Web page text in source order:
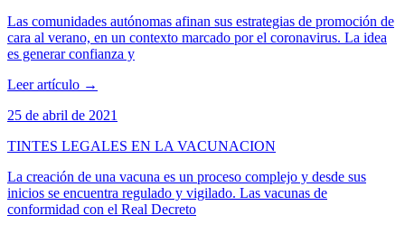
Las comunidades autónomas afinan sus estrategias de promoción de
cara al verano, en un contexto marcado por el coronavirus. La idea
es generar confianza y
Leer artículo →
25 de abril de 2021
TINTES LEGALES EN LA VACUNACION
La creación de una vacuna es un proceso complejo y desde sus
inicios se encuentra regulado y vigilado. Las vacunas de
conformidad con el Real Decreto